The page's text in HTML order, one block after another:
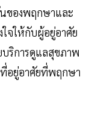
ของพฤกษาและ
ใจให้กับผู้อยู่อาศัย
บริการดูแลสุขภาพ
อยู่อาศัยที่พฤกษา